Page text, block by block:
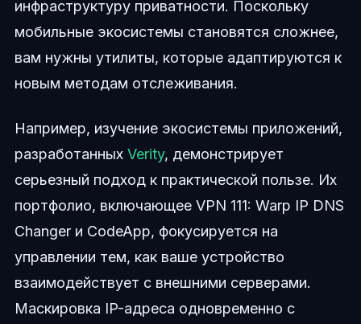
инфраструктуру приватности. Поскольку
мобильные экосистемы становятся сложнее,
вам нужны утилиты, которые адаптируются к
новым методам отслеживания.
Например, изучение экосистемы приложений,
разработанных Verity, демонстрирует
серьезный подход к практической пользе. Их
портфолио, включающее VPN 111: Warp IP DNS
Changer и CodeApp, фокусируется на
управлении тем, как ваше устройство
взаимодействует с внешними серверами.
Маскировка IP-адреса одновременно с